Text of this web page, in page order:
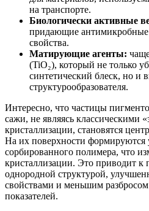
на транспорте.
Биологически активные
придающие
свойства.
Матирующие агенты:
(TiO₂), который не только
синтетический блеск, но и
структурообразователя.
Интересно, что частицы
сажи, не являясь классическими
кристаллизации, становятся
На их поверхности формируются
сорбированного полимера, что
кристаллизации. Это приводит к
однородной структурой,
свойствами и меньшим
показателей.